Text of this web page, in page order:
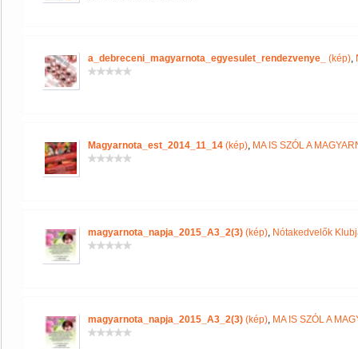
a_debreceni_magyarnota_egyesulet_rendezvenye_ (kép),
Magyarnota_est_2014_11_14 (kép), MA IS SZÓL A
magyarnota_napja_2015_A3_2(3) (kép), Nótakedvelők
magyarnota_napja_2015_A3_2(3) (kép), MA IS SZÓL A